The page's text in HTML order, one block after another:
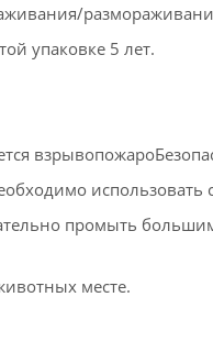
упаковке 5 лет.
промыть
месте.